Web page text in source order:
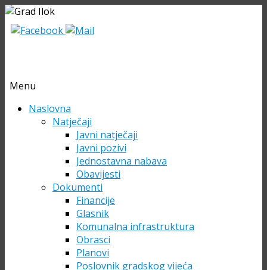
Menu
Skip Naslovna
Natječaji
Javni natječaji
Javni pozivi
Jednostavna nabava
Obavijesti
Dokumenti
Financije
Glasnik
Komunalna infrastruktura
Obrasci
Planovi
Poslovnik gradskog vijeća